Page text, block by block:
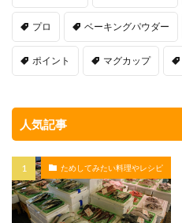
プロ ベーキングパウダー
ポイント マグカップ
人気記事
ためしてみたい料理やレシピ